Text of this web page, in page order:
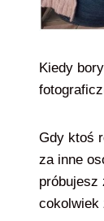
Kiedy
Gdy ktoś
za inne
próbujesz
cokolwiek